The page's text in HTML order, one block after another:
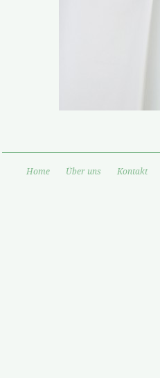
Home Über uns Kontakt